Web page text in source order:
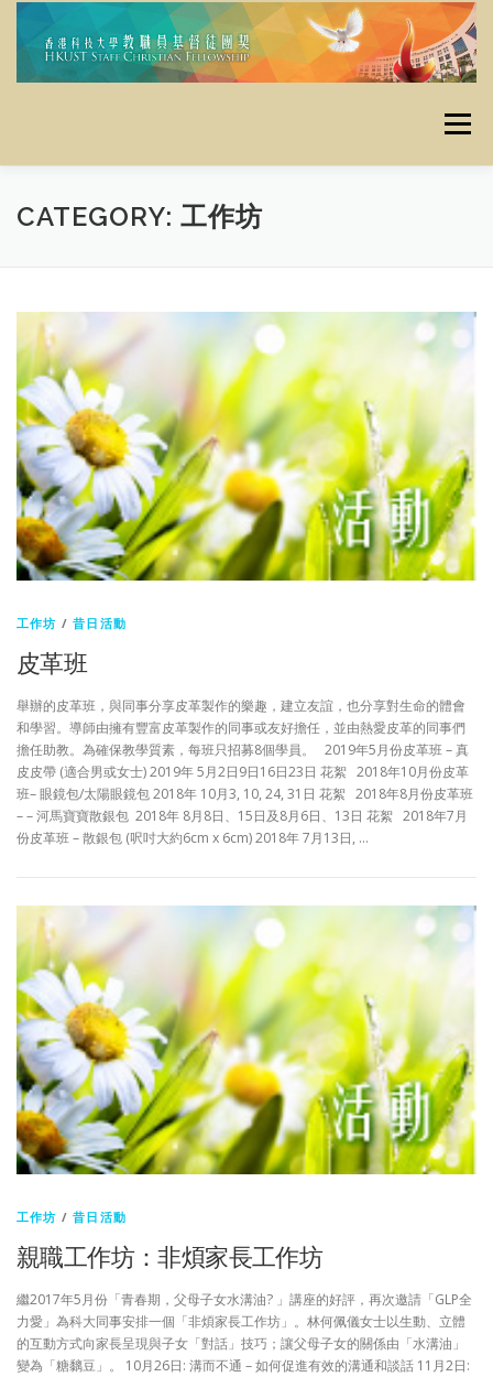
content
Menu
主頁 使命 最新消息
CATEGORY: 工作坊
工作坊 /昔日活動
皮革班
舉辦的皮革班，與同事分享皮革製作的樂趣，建立友誼，也分享對生命的體會
和學習。導師由擁有豐富皮革製作的同事或友好擔任，並由熱愛皮革的同事們
擔任助教。為確保教學質素，每班只招募8個學員。 2019年5月份皮革班 – 真
皮皮帶 (適合男或女士) 2019年 5月2日9日16日23日 花絮 2018年10月份皮革
班– 眼鏡包/太陽眼鏡包 2018年 10月3, 10, 24, 31日 花絮 2018年8月份皮革班
– – 河馬寶寶散銀包 2018年 8月8日、15日及8月6日、13日 花絮 2018年7月
份皮革班 – 散銀包 (呎吋大約6cm x 6cm) 2018年 7月13日, …
工作坊 /昔日活動
親職工作坊：非煩家長工作坊
繼2017年5月份「青春期，父母子女水溝油? 」講座的好評，再次邀請「GLP全
力愛」為科大同事安排一個「非煩家長工作坊」。林何佩儀女士以生動、立體
的互動方式向家長呈現與子女「對話」技巧；讓父母子女的關係由「水溝油」
變為「糖黐豆」。 10月26日: 溝而不通 – 如何促進有效的溝通和談話 11月2日: